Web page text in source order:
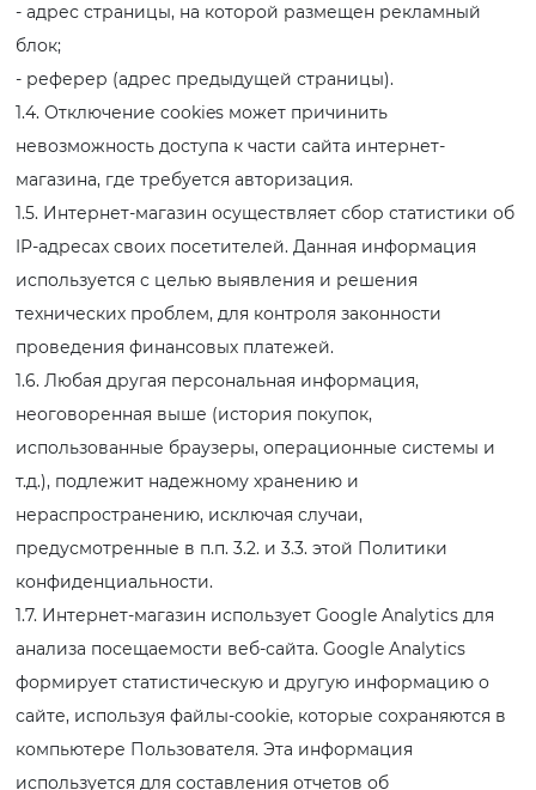
- адрес страницы, на которой размещен рекламный
блок;
- реферер (адрес предыдущей страницы).
1.4. Отключение cookies может причинить
невозможность доступа к части сайта интернет-
магазина, где требуется авторизация.
1.5. Интернет-магазин осуществляет сбор статистики об
IP-адресах своих посетителей. Данная информация
используется с целью выявления и решения
технических проблем, для контроля законности
проведения финансовых платежей.
1.6. Любая другая персональная информация,
неоговоренная выше (история покупок,
использованные браузеры, операционные системы и
т.д.), подлежит надежному хранению и
нераспространению, исключая случаи,
предусмотренные в п.п. 3.2. и 3.3. этой Политики
конфиденциальности.
1.7. Интернет-магазин использует Google Analytics для
анализа посещаемости веб-сайта. Google Analytics
формирует статистическую и другую информацию о
сайте, используя файлы-cookie, которые сохраняются в
компьютере Пользователя. Эта информация
используется для составления отчетов об